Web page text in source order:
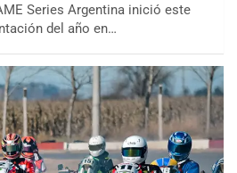
Series Argentina inició este
del año en…